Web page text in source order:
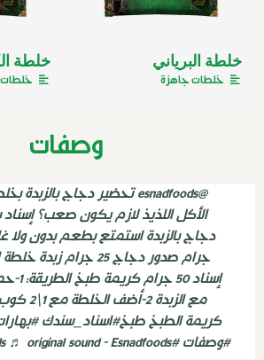
خلطة البرياني
خلطات جاهزة
خلطة
وصفات
@esnadfoods
تحضير دجاج بالزبدة
الأكل اللذيذ لازم يكون صعب؟
جرام صدور دجاج 25 جرام
إسناد
كريمة الطبخ طبخ#اسناد_سندك
#وصفات#recipe
♬ original sound - Esnadfoods